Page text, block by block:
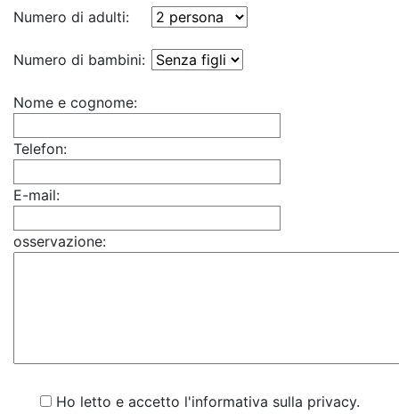
Numero di adulti:
Numero di bambini:
Nome e cognome:
Telefon:
E-mail:
osservazione:
Ho letto e accetto l'informativa sulla privacy.